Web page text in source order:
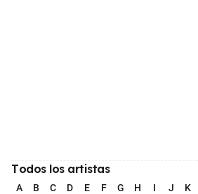
Todos los artistas
A B C D E F G H I J K